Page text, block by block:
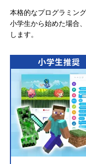
本格的なプログラミン
小学生から始めた場合
します。
小学生推奨